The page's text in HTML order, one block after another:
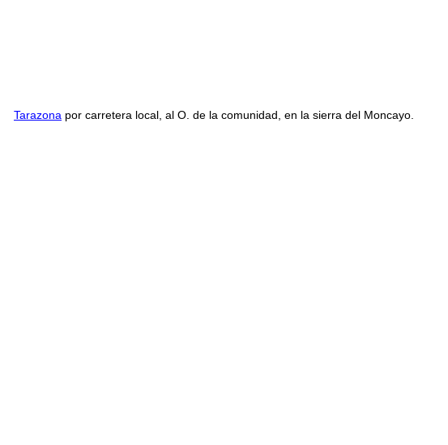
Tarazona por carretera local, al O. de la comunidad, en la sierra del Moncayo.